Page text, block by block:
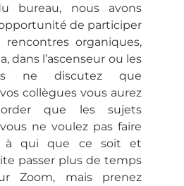
bureau, nous avons
de participer
organiques,
dans l’ascenseur ou les
ne discutez que
collègues vous aurez
que les sujets
ne voulez pas faire
à qui que ce soit et
passer plus de temps
Zoom, mais prenez